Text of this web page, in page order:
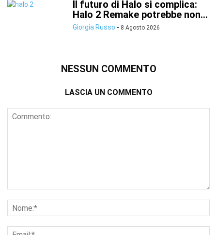
Il futuro di Halo si complica:
Halo 2 Remake potrebbe non...
Giorgia Russo - 8 Agosto 2026
NESSUN COMMENTO
LASCIA UN COMMENTO